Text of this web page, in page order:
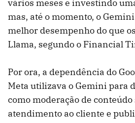
vários meses e investindo
mas, até o momento, o
melhor desempenho do que
Llama, segundo o Financial
Por ora, a dependência do
Meta utilizava o Gemini para
como moderação de
atendimento ao cliente e